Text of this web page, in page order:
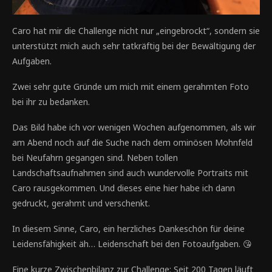
Caro hat mir die Challenge nicht nur „eingebrockt“, sondern sie
unterstützt mich auch sehr tatkräftig bei der Bewältigung der
Aufgaben.
Zwei sehr gute Gründe um mich mit einem gerahmten Foto
bei ihr zu bedanken.
Das Bild habe ich vor wenigen Wochen aufgenommen, als wir
am Abend noch auf die Suche nach dem ominösen Mohnfeld
bei Neufahrn gegangen sind. Neben tollen
Landschaftsaufnahmen sind auch wundervolle Portraits mit
Caro rausgekommen. Und dieses eine hier habe ich dann
gedruckt, gerahmt und verschenkt.
In diesem Sinne, Caro, ein herzliches Dankeschön für deine
Leidensfähigkeit äh… Leidenschaft bei den Fotoaufgaben. 😘
Eine kurze Zwischenbilanz zur Challenge: Seit 200 Tagen läuft